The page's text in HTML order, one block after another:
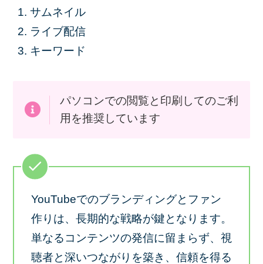
サムネイル
ライブ配信
キーワード
パソコンでの閲覧と印刷してのご利
用を推奨しています
YouTubeでのブランディングとファン
作りは、長期的な戦略が鍵となります。
単なるコンテンツの発信に留まらず、視
聴者と深いつながりを築き、信頼を得る